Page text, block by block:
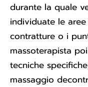
durante la quale
individuate le
contratture o i
massoterapista
tecniche
massaggio